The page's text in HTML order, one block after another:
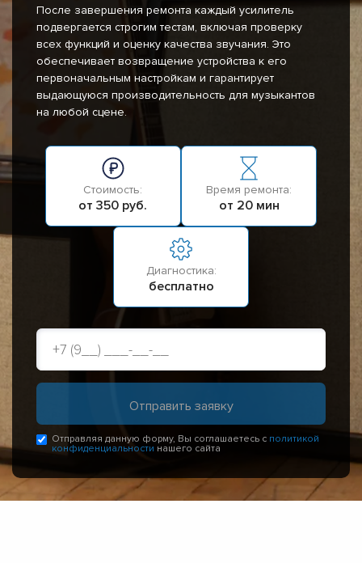
После завершения ремонта каждый усилитель
подвергается строгим тестам, включая проверку
всех функций и оценку качества звучания. Это
обеспечивает возвращение устройства к его
первоначальным настройкам и гарантирует
выдающуюся производительность для музыкантов
на любой сцене.
Стоимость:
от 350 руб.
Время ремонта:
от 20 мин
Диагностика:
бесплатно
Отправляя данную форму, Вы соглашаетесь с политикой
конфиденциальности нашего сайта